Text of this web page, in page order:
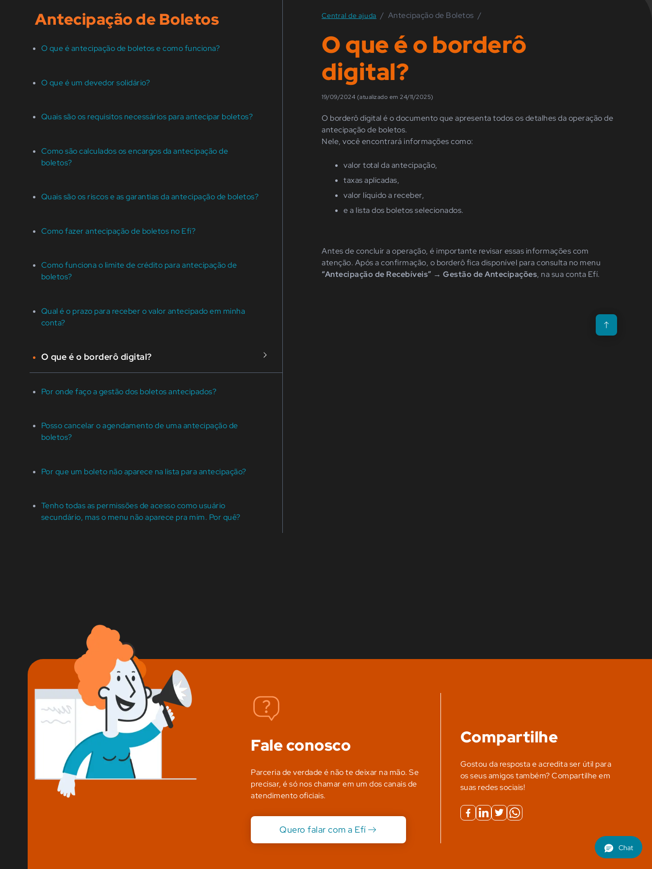
Antecipação de Boletos
O que é antecipação de boletos e como funciona?
O que é um devedor solidário?
Quais são os requisitos necessários para antecipar boletos?
Como são calculados os encargos da antecipação de
boletos?
Quais são os riscos e as garantias da antecipação de boletos?
Como fazer antecipação de boletos no Efí?
Como funciona o limite de crédito para antecipação de
boletos?
Qual é o prazo para receber o valor antecipado em minha
conta?
O que é o borderô digital?
Por onde faço a gestão dos boletos antecipados?
Posso cancelar o agendamento de uma antecipação de
boletos?
Por que um boleto não aparece na lista para antecipação?
Tenho todas as permissões de acesso como usuário
secundário, mas o menu não aparece pra mim. Por quê?
Central de ajuda / Antecipação de Boletos /
O que é o borderô
digital?
19/09/2024 (atualizado em 24/11/2025)
O borderô digital é o documento que apresenta todos os detalhes da operação de
antecipação de boletos.
Nele, você encontrará informações como:
valor total da antecipação,
taxas aplicadas,
valor líquido a receber,
e a lista dos boletos selecionados.
Antes de concluir a operação, é importante revisar essas informações com
atenção. Após a confirmação, o borderô fica disponível para consulta no menu
“Antecipação de Recebíveis” → Gestão de Antecipações, na sua conta Efí.
Voltar para o topo da
Fale conosco
Parceria de verdade é não te deixar na mão. Se
precisar, é só nos chamar em um dos canais de
atendimento oficiais.
Quero falar com a Efí
Compartilhe
Gostou da resposta e acredita ser útil para
os seus amigos também? Compartilhe em
suas redes sociais!